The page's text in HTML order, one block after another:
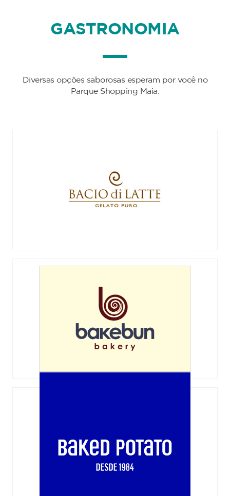
GASTRONOMIA
Diversas opções saborosas esperam por você no
Parque Shopping Maia.